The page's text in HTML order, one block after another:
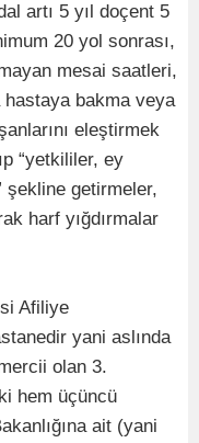
artı 5 yıl doçent 5
20 yol sonrası,
mesai saatleri,
hastaya bakma veya
eleştirmek
“yetkililer, ey
şekline getirmeler,
harf yığdırmalar
Afiliye
yani aslında
olan 3.
hem üçüncü
ait (yani